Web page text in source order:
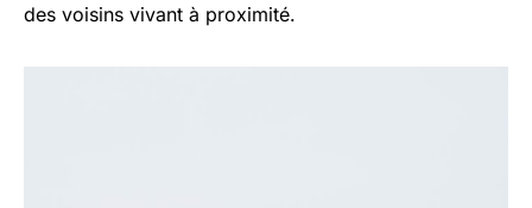
des voisins vivant à proximité.